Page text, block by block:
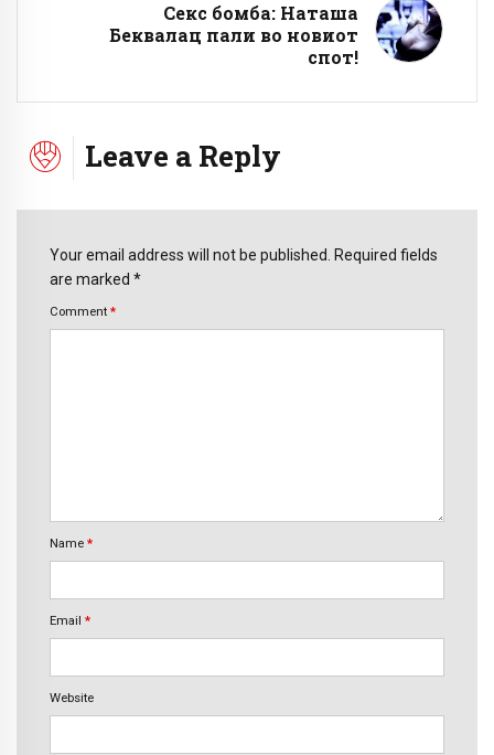
Секс бомба: Наташа
Беквалац пали во новиот
спот!
Leave a Reply
Your email address will not be published. Required fields
are marked *
Comment *
Name *
Email *
Website